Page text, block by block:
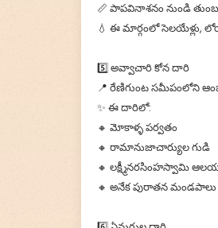
📏 పాపవినాశనం నుండి
💧 ఈ మార్గంలో సెలయేళ్లు,
5️⃣ అవ్వాచారి కోన దారి
📍 రేణిగుంట సమీపంలోని
✨ ఈ దారిలో:
🔸 మోకాళ్ళ పర్వతం
🔸 రామానుజాచార్యుల గుడి
🔸 లక్ష్మీనరసింహస్వామి
🔸 అనేక పురాతన